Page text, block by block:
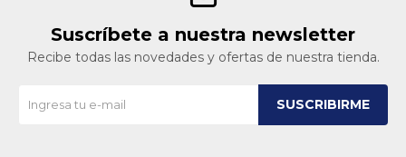
Suscríbete a nuestra newsletter
Recibe todas las novedades y ofertas de nuestra tienda.
SUSCRIBIRME